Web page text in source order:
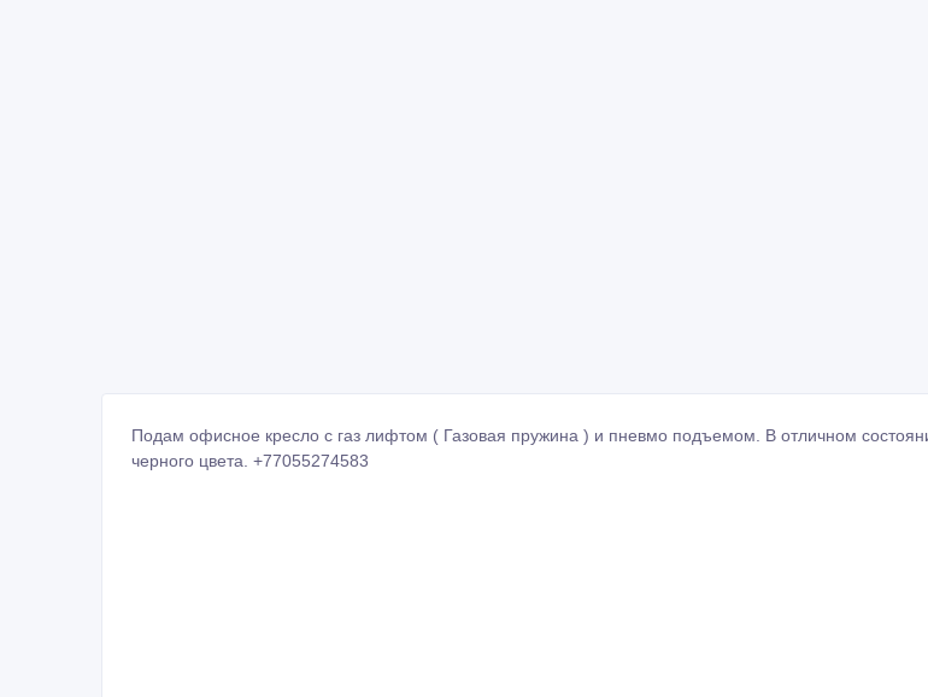
Подам офисное кресло с газ лифтом ( Газовая пружина ) и пневмо подъемом. В отличном
черного цвета. +77055274583